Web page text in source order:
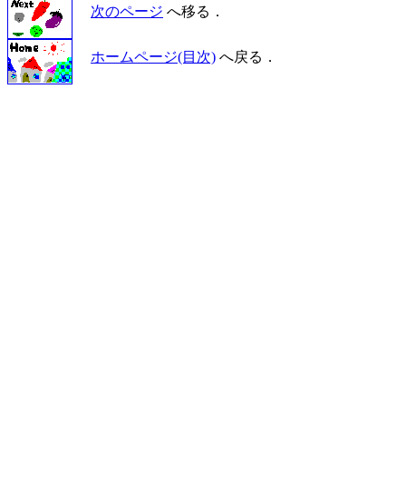
次のページ へ移る．
ホームページ(目次) へ戻る．